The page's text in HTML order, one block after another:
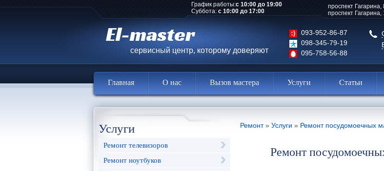
El-master
сервисный центр, которому доверяют
График работы:с 10:00 до 19:00
Суббота: с 10:00 до 17:00
проспект Гагарина,
проспект
093-952-86-87
098-345-79-19
095-758-56-88
Главная О нас Вызов мастера Услуги Статьи
Услуги
Ремонт телевизоров
Ремонт ноутбуков
Ремонт» Услуги » Ремонт посудомоечных
Ремонт